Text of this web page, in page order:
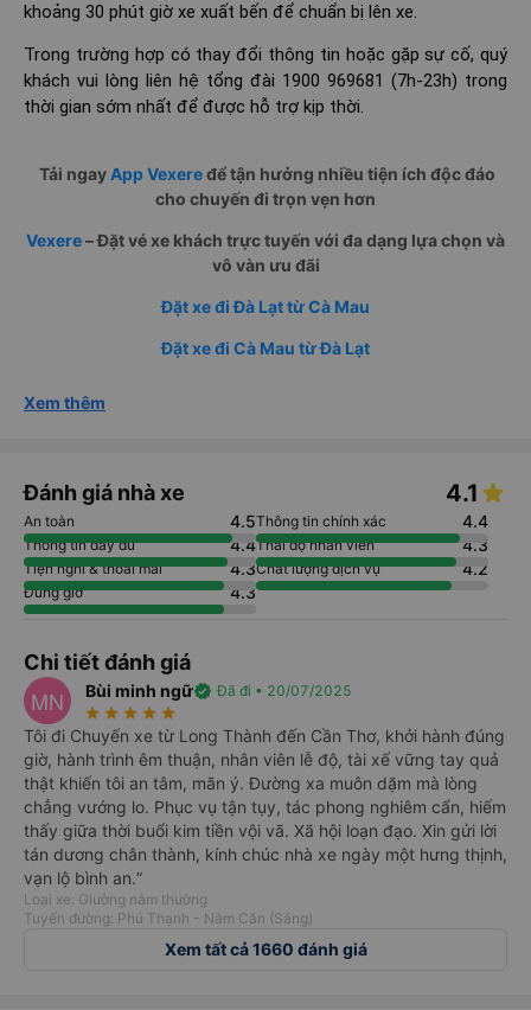
khoảng 30 phút giờ xe xuất bến để chuẩn bị lên xe.
Trong trường hợp có thay đổi thông tin hoặc gặp sự cố, quý
khách vui lòng liên hệ tổng đài 1900 969681 (7h-23h) trong
thời gian sớm nhất để được hỗ trợ kịp thời.
Tải ngay App Vexeređể tận hưởng nhiều tiện ích độc đáo
cho chuyến đi trọn vẹn hơn
Vexere– Đặt vé xe khách trực tuyến với đa dạng lựa chọn và
vô vàn ưu đãi
Đặt xe đi Đà Lạt từ Cà Mau
Đặt xe đi Cà Mau từ Đà Lạt
Xem thêm
Đánh giá nhà xe 4.1
An toàn 4.5Thông tin chính xác 4.4
Thông tin đầy đủ 4.4Thái độ nhân viên 4.3
Tiện nghi & thoải mái 4.3Chất lượng dịch vụ 4.2
Đúng giờ 4.3
Chi tiết đánh giá
MN Bùi minh ngữverified Đã đi • 20/07/2025
star_rate star_rate star_rate star_rate star_rate
Tôi đi Chuyến xe từ Long Thành đến Cần Thơ, khởi hành đúng
giờ, hành trình êm thuận, nhân viên lễ độ, tài xế vững tay quả
thật khiến tôi an tâm, mãn ý. Đường xa muôn dặm mà lòng
chẳng vướng lo. Phục vụ tận tụy, tác phong nghiêm cẩn, hiếm
thấy giữa thời buổi kim tiền vội vã. Xã hội loạn đạo. Xin gửi lời
tán dương chân thành, kính chúc nhà xe ngày một hưng thịnh,
vạn lộ bình an.”
Loại xe: Giường nằm thường
Tuyến đường: Phú Thạnh - Năm Căn (Sáng)
Xem tất cả 1660 đánh giá